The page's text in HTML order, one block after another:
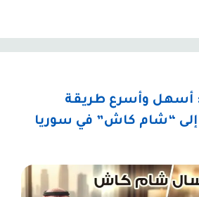
أسهل وأسرع طريقة
إلى “شام كاش” في سوريا